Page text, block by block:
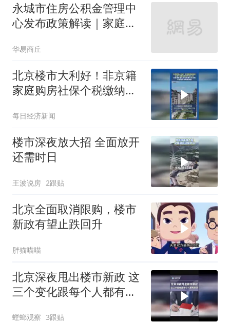
永城市住房公积金管理中
心发布政策解读｜家庭互
华易商丘
北京楼市大利好！非京籍
家庭购房社保个税缴纳年
每日经济新闻
楼市深夜放大招 全面放开
还需时日
王波说房 2跟贴
北京全面取消限购，楼市
新政有望止跌回升
胖猫喵喵
北京深夜甩出楼市新政 这
三个变化跟每个人都有关
螳螂观察 3跟贴